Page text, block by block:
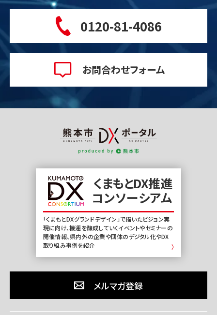
0120-81-4086
お問合わせフォーム
熊
DX
ポ
ー
タ
ル
くまもとDX推進
コンソーシアム
「くまもとDXグランドデザイン」で描いたビジョン実
現に向け、機運を醸成していくイベントやセミナーの
開催情報、県内外の企業や団体のデジタル化やDX
取り組み事例を紹介
メルマガ登録